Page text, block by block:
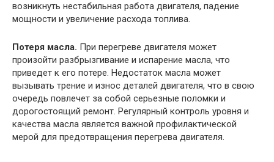
возникнуть нестабильная работа двигателя, падение
мощности и увеличение расхода топлива.
Потеря масла. При перегреве двигателя может
произойти разбрызгивание и испарение масла, что
приведет к его потере. Недостаток масла может
вызывать трение и износ деталей двигателя, что в свою
очередь повлечет за собой серьезные поломки и
дорогостоящий ремонт. Регулярный контроль уровня и
качества масла является важной профилактической
мерой для предотвращения перегрева двигателя.